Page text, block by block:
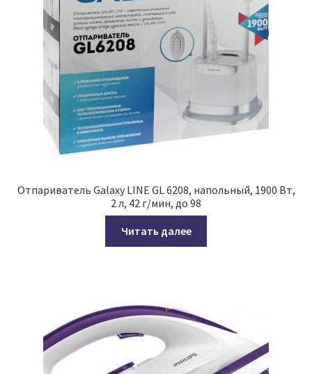
Отпариватель Galaxy LINE GL 6208, напольный, 1900 Вт,
2 л, 42 г/мин, до 98
Читать далее